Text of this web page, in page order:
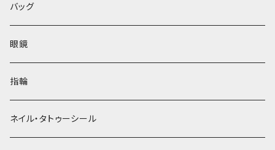
バッグ
眼鏡
指輪
ネイル・タトゥーシール